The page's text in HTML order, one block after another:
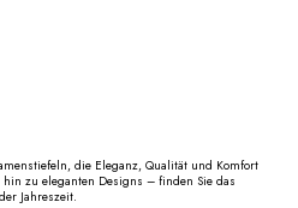
die Eleganz, Qualität und Komfort
zu eleganten Designs – finden Sie das
Jahreszeit.